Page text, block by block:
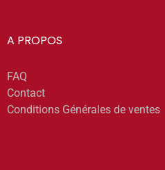
A PROPOS
FAQ
Contact
Conditions Générales de ventes